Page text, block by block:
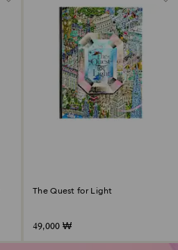
The Quest for Light
49,000 ₩